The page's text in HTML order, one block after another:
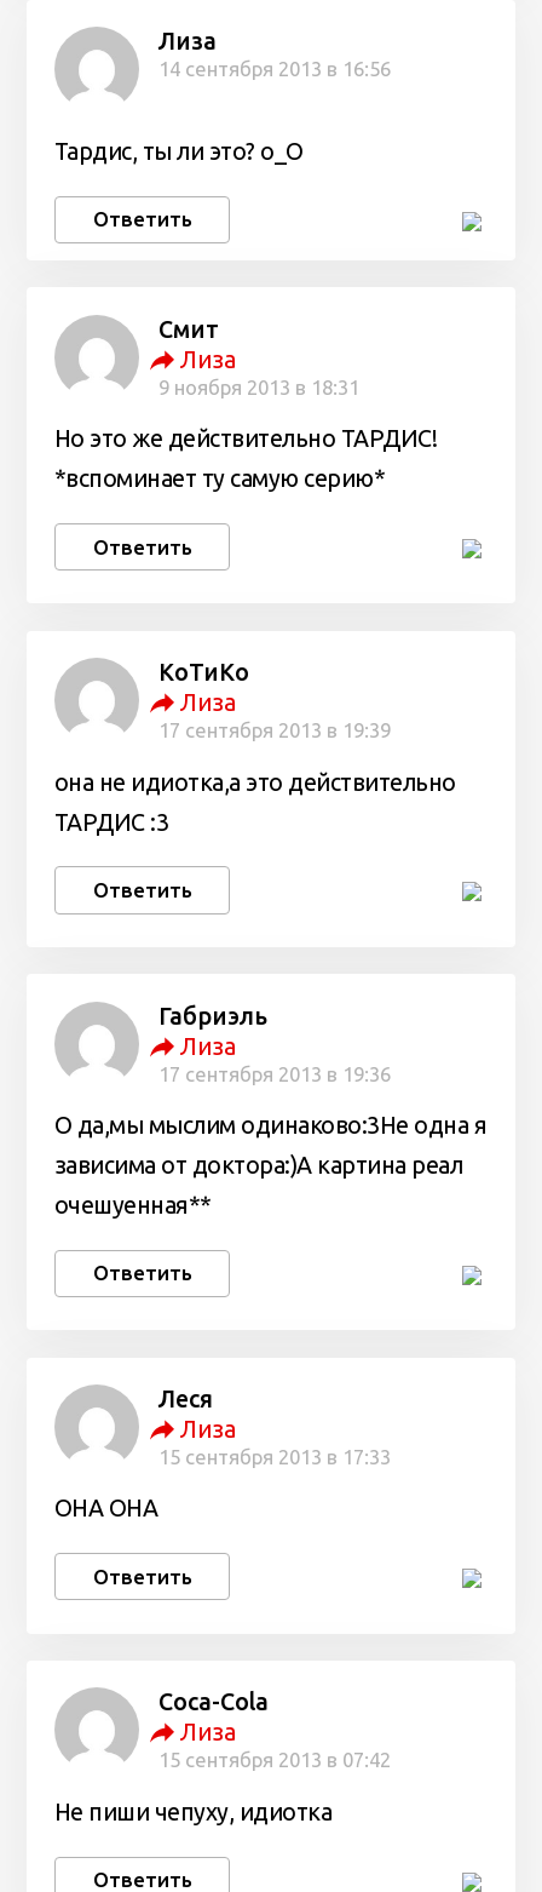
Лиза
14 сентября 2013 в 16:56
Тардис, ты ли это? о_О
Ответить
Смит
Лиза
9 ноября 2013 в 18:31
Но это же действительно ТАРДИС!
*вспоминает ту самую серию*
Ответить
КоТиКо
Лиза
17 сентября 2013 в 19:39
она не идиотка,а это действительно
ТАРДИС :3
Ответить
Габриэль
Лиза
17 сентября 2013 в 19:36
О да,мы мыслим одинаково:3Не одна я
зависима от доктора:)А картина реал
очешуенная**
Ответить
Леся
Лиза
15 сентября 2013 в 17:33
ОНА ОНА
Ответить
Coca-Cola
Лиза
15 сентября 2013 в 07:42
Не пиши чепуху, идиотка
Ответить